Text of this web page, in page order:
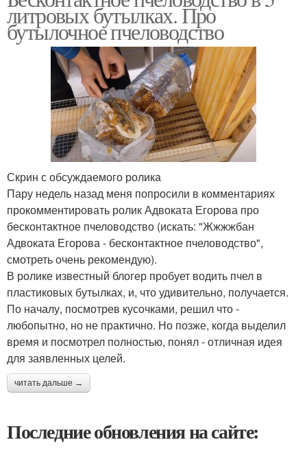
литровых бутылках. Про
бутылочное пчеловодство
Скрин с обсуждаемого ролика
Пару недель назад меня попросили в комментариях
прокомментировать ролик Адвоката Егорова про
бесконтактное пчеловодство (искать: "Жжжжбан
Адвоката Егорова - бесконтактное пчеловодство",
смотреть очень рекомендую).
В ролике известный блогер пробует водить пчел в
пластиковых бутылках, и, что удивительно, получается.
По началу, посмотрев кусочками, решил что -
любопытно, но не практично. Но позже, когда выделил
время и посмотрел полностью, понял - отличная идея
для заявленных целей.
читать дальше →
Последние обновления на сайте: